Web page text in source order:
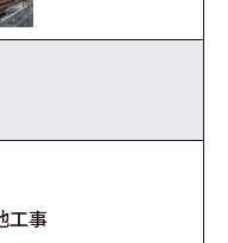
工事